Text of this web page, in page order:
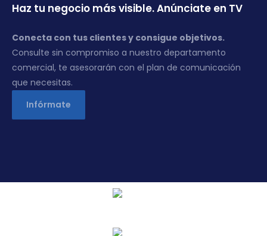
Haz tu negocio más visible. Anúnciate en TV
Conecta con tus clientes y consigue objetivos.
Consulte sin compromiso a nuestro departamento
comercial, te asesorarán con el plan de comunicación
que necesitas.
Infórmate